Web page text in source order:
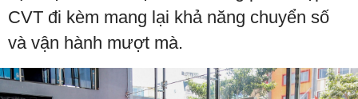
CVT đi kèm mang lại khả năng chuyển số
và vận hành mượt mà.